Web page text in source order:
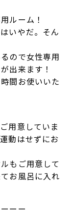
ルーム！
いやだ。そん
ので女性専用
出来ます！
間お使いいた
用意していま
動はせずにお
もご用意して
お風呂に入れ
ーー